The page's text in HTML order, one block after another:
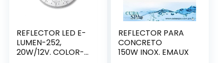
REFLECTOR LED E-
LUMEN-252,
20W/12V. COLOR-
REFLECTOR PARA
CONCRETO
150W INOX. EMAUX